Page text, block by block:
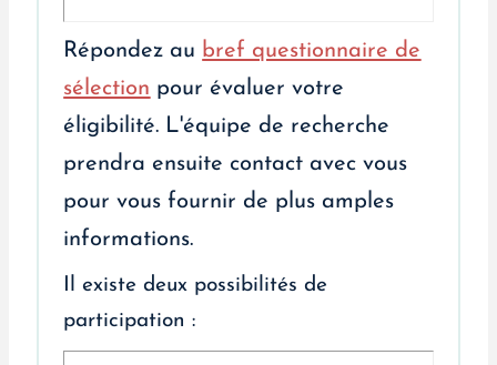
Répondez au bref questionnaire de
sélection pour évaluer votre
éligibilité. L'équipe de recherche
prendra ensuite contact avec vous
pour vous fournir de plus amples
informations.
Il existe deux possibilités de
participation :